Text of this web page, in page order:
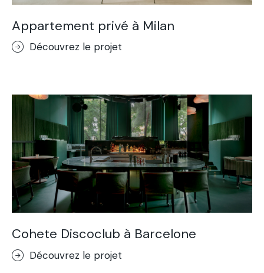
Appartement privé à Milan
Découvrez le projet
Cohete Discoclub à Barcelone
Découvrez le projet